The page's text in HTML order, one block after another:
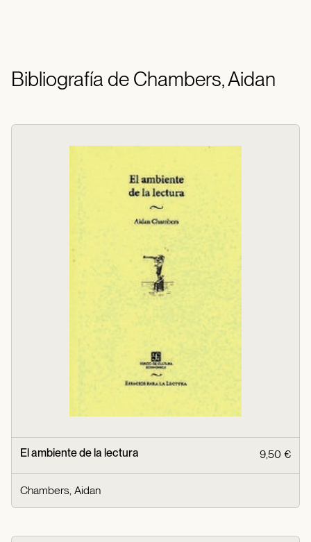
Bibliografía de Chambers, Aidan
El ambiente de la lectura 9,50 €
Chambers, Aidan